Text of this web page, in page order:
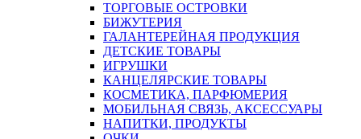
ТОРГОВЫЕ ОСТРОВКИ
БИЖУТЕРИЯ
ГАЛАНТЕРЕЙНАЯ ПРОДУКЦИЯ
ДЕТСКИЕ ТОВАРЫ
ИГРУШКИ
КАНЦЕЛЯРСКИЕ ТОВАРЫ
КОСМЕТИКА, ПАРФЮМЕРИЯ
МОБИЛЬНАЯ СВЯЗЬ, АКСЕССУАРЫ
НАПИТКИ, ПРОДУКТЫ